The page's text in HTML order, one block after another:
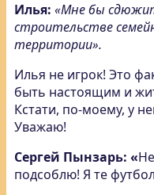
Илья: «Мне бы
строительстве
территории».
Илья не игрок! Это
быть настоящим и
Кстати, по-моему, у
Уважаю!
Сергей Пынзарь: «
подсоблю! Я те